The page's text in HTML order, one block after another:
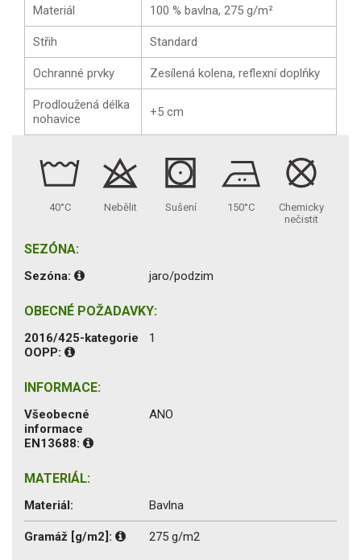
Materiál 100 % bavlna, 275 g/m²
Střih Standard
Ochranné prvky Zesílená kolena, reflexní doplňky
Prodloužená délka
nohavice
+5 cm
40°C Nebělit Sušení 150°C
Chemicky
nečistit
SEZÓNA:
Sezóna: jaro/podzim
OBECNÉ POŽADAVKY:
2016/425-kategorie
OOPP:
1
INFORMACE:
Všeobecné
informace
EN13688:
ANO
MATERIÁL:
Materiál: Bavlna
Gramáž [g/m2]: 275 g/m2